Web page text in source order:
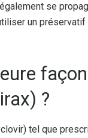
se
un
?
tel que